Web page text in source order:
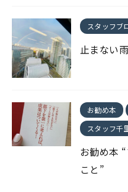
スタッフブ
止まない
お勧め本
スタッフ千
お勧め本
こと”